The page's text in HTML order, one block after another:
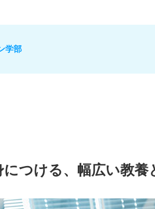
学部
つける、幅広い教養